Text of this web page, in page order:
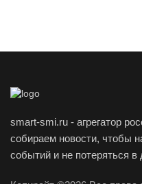
smart-smi.ru - агрегатор
собираем новости, чтобы
событий и не потеряться в